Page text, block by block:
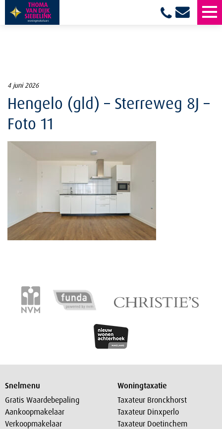
4 juni 2026
Hengelo (gld) – Sterreweg 8J –
Foto 11
Snelmenu
Gratis Waardebepaling
Aankoopmakelaar
Verkoopmakelaar
Woningtaxatie
Taxateur Bronckhorst
Taxateur Dinxperlo
Taxateur Doetinchem